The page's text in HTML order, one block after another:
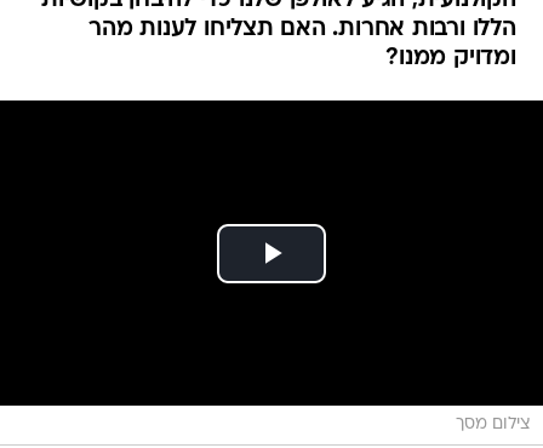
הללו ורבות אחרות. האם תצליחו לענות מהר
ומדויק ממנו?
צילום מסך